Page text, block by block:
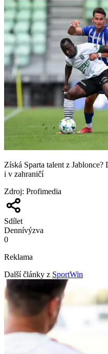
Získá Sparta talent z
i v zahraničí
Zdroj: Profimedia
Sdílet
Dennívýzva
0
Reklama
Další články z SportWin